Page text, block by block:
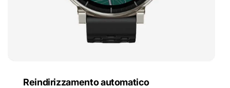
Reindirizzamento automatico